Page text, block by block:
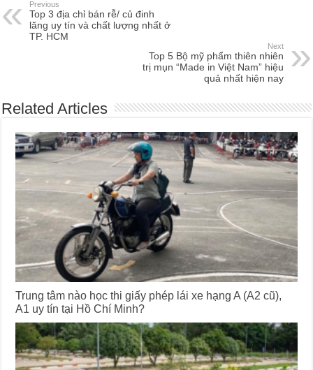
Previous
Top 3 địa chỉ bán rễ/ củ đinh
lăng uy tín và chất lượng nhất ở
TP. HCM
Next
Top 5 Bộ mỹ phẩm thiên nhiên
trị mụn “Made in Việt Nam” hiệu
quả nhất hiện nay
Related Articles
Trung tâm nào học thi giấy phép lái xe hạng A (A2 cũ),
A1 uy tín tại Hồ Chí Minh?